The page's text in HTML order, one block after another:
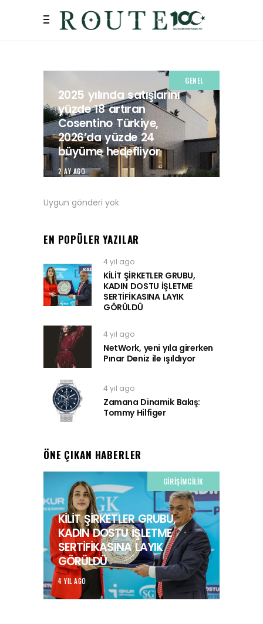
GENEL
2025 yılında satışlarını
yüzde 18 artıran
Cosentino Türkiye,
2026’da yüzde 24
büyüme hedefliyor
2 AY AGO
Uygun gönderi yok
EN POPÜLER YAZILAR
4 yıl ago
KİLİT ŞİRKETLER GRUBU,
KADIN DOSTU İŞLETME
SERTİFİKASINA LAYIK
GÖRÜLDÜ
4 yıl ago
NetWork, yeni yıla girerken
Pınar Deniz ile ışıldıyor
4 yıl ago
Zamana Dinamik Bakış:
Tommy Hilfiger
ÖNE ÇIKAN HABERLER
GIRIŞIMCILIK
KİLİT ŞİRKETLER GRUBU,
KADIN DOSTU İŞLETME
SERTİFİKASINA LAYIK
GÖRÜLDÜ
4 YIL AGO